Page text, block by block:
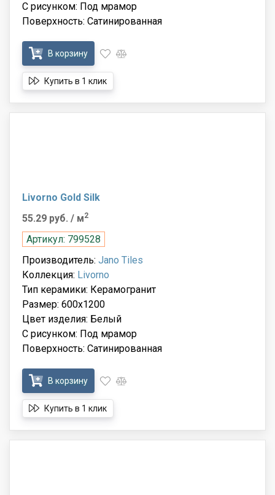
С рисунком: Под мрамор
Поверхность: Сатинированная
В корзину
Купить в 1 клик
Livorno Gold Silk
55.29 руб. / м2
Артикул: 799528
Производитель: Jano Tiles
Коллекция: Livorno
Тип керамики: Керамогранит
Размер: 600x1200
Цвет изделия: Белый
С рисунком: Под мрамор
Поверхность: Сатинированная
В корзину
Купить в 1 клик